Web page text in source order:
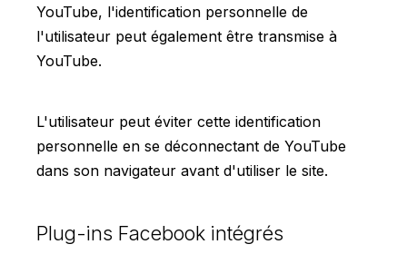
YouTube, l'identification personnelle de
l'utilisateur peut également être transmise à
YouTube.
L'utilisateur peut éviter cette identification
personnelle en se déconnectant de YouTube
dans son navigateur avant d'utiliser le site.
Plug-ins Facebook intégrés